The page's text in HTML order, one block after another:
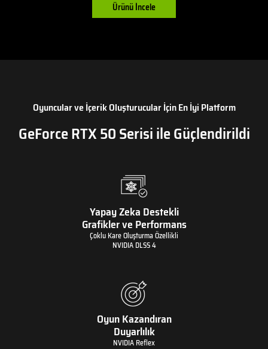
Ürünü İncele
Oyuncular ve İçerik Oluşturucular İçin En İyi Platform
GeForce RTX 50 Serisi ile Güçlendirildi
Yapay Zeka Destekli
Grafikler ve Performans
Çoklu Kare Oluşturma Özellikli
NVIDIA DLSS 4
Oyun Kazandıran
Duyarlılık
NVIDIA Reflex